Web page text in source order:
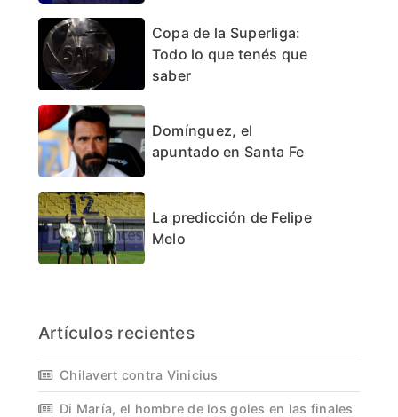
Copa de la Superliga:
Todo lo que tenés que
saber
Domínguez, el
apuntado en Santa Fe
La predicción de Felipe
Melo
Artículos recientes
Chilavert contra Vinicius
Di María, el hombre de los goles en las finales